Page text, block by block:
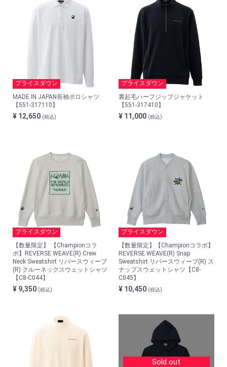
プライスダウン
MADE IN JAPAN長袖ポロシャツ
【551-317110】
¥ 12,650 (税込)
プライスダウン
裏起毛ハーフジップジャケット
【551-317410】
¥ 11,000 (税込)
プライスダウン
【数量限定】 【Championコラ
ボ】REVERSE WEAVE(R) Crew
Neck Sweatshirt リバースウィーブ
(R) クルーネックスウェットシャツ
【C8-C044】
¥ 9,350 (税込)
プライスダウン
【数量限定】【Championコラボ】
REVERSE WEAVE(R) Snap
Sweatshirt リバースウィーブ(R) ス
ナップスウェットシャツ【C8-
C045】
¥ 10,450 (税込)
Sold out